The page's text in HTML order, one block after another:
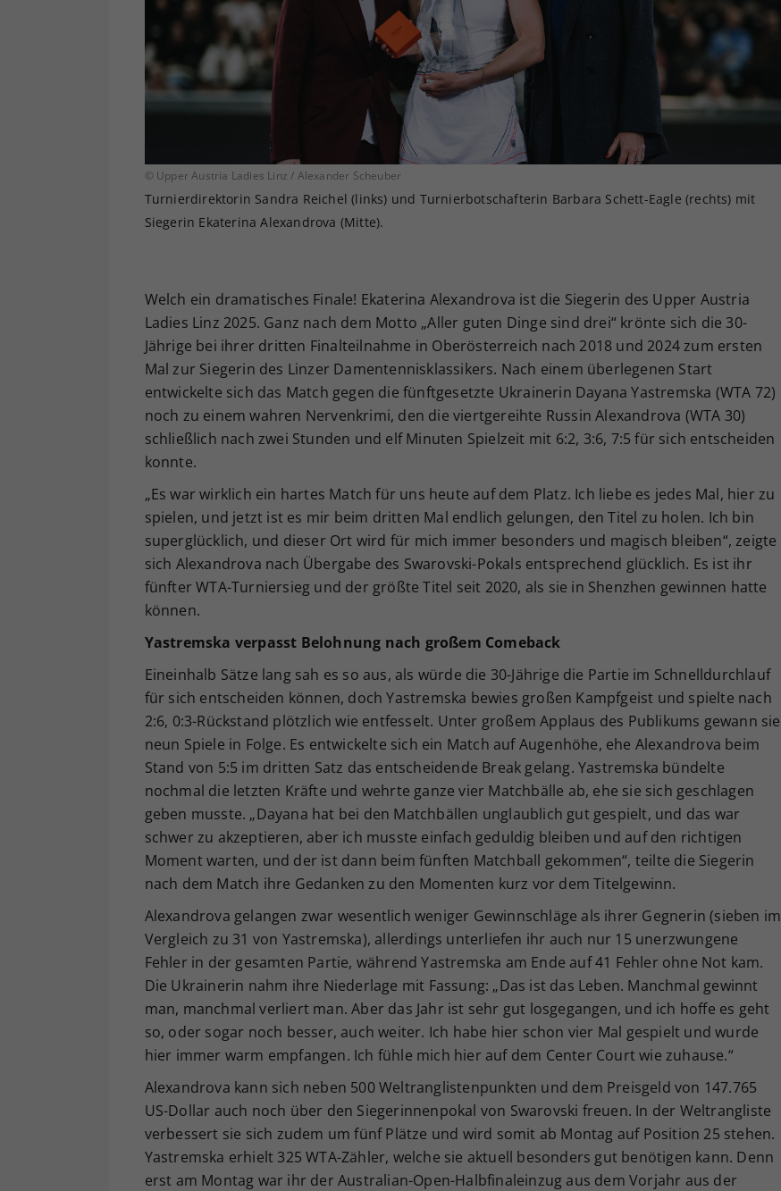
© Upper Austria Ladies Linz / Alexander Scheuber
Turnierdirektorin Sandra Reichel (links) und Turnierbotschafterin Barbara Schett-Eagle (rechts) mit
Siegerin Ekaterina Alexandrova (Mitte).
Welch ein dramatisches Finale! Ekaterina Alexandrova ist die Siegerin des Upper Austria
Ladies Linz 2025. Ganz nach dem Motto „Aller guten Dinge sind drei“ krönte sich die 30-
Jährige bei ihrer dritten Finalteilnahme in Oberösterreich nach 2018 und 2024 zum ersten
Mal zur Siegerin des Linzer Damentennisklassikers. Nach einem überlegenen Start
entwickelte sich das Match gegen die fünftgesetzte Ukrainerin Dayana Yastremska (WTA 72)
noch zu einem wahren Nervenkrimi, den die viertgereihte Russin Alexandrova (WTA 30)
schließlich nach zwei Stunden und elf Minuten Spielzeit mit 6:2, 3:6, 7:5 für sich entscheiden
konnte.
„Es war wirklich ein hartes Match für uns heute auf dem Platz. Ich liebe es jedes Mal, hier zu
spielen, und jetzt ist es mir beim dritten Mal endlich gelungen, den Titel zu holen. Ich bin
superglücklich, und dieser Ort wird für mich immer besonders und magisch bleiben“, zeigte
sich Alexandrova nach Übergabe des Swarovski-Pokals entsprechend glücklich. Es ist ihr
fünfter WTA-Turniersieg und der größte Titel seit 2020, als sie in Shenzhen gewinnen hatte
können.
Yastremska verpasst Belohnung nach großem Comeback
Eineinhalb Sätze lang sah es so aus, als würde die 30-Jährige die Partie im Schnelldurchlauf
für sich entscheiden können, doch Yastremska bewies großen Kampfgeist und spielte nach
2:6, 0:3-Rückstand plötzlich wie entfesselt. Unter großem Applaus des Publikums gewann sie
neun Spiele in Folge. Es entwickelte sich ein Match auf Augenhöhe, ehe Alexandrova beim
Stand von 5:5 im dritten Satz das entscheidende Break gelang. Yastremska bündelte
nochmal die letzten Kräfte und wehrte ganze vier Matchbälle ab, ehe sie sich geschlagen
geben musste. „Dayana hat bei den Matchbällen unglaublich gut gespielt, und das war
schwer zu akzeptieren, aber ich musste einfach geduldig bleiben und auf den richtigen
Moment warten, und der ist dann beim fünften Matchball gekommen“, teilte die Siegerin
nach dem Match ihre Gedanken zu den Momenten kurz vor dem Titelgewinn.
Alexandrova gelangen zwar wesentlich weniger Gewinnschläge als ihrer Gegnerin (sieben im
Vergleich zu 31 von Yastremska), allerdings unterliefen ihr auch nur 15 unerzwungene
Fehler in der gesamten Partie, während Yastremska am Ende auf 41 Fehler ohne Not kam.
Die Ukrainerin nahm ihre Niederlage mit Fassung: „Das ist das Leben. Manchmal gewinnt
man, manchmal verliert man. Aber das Jahr ist sehr gut losgegangen, und ich hoffe es geht
so, oder sogar noch besser, auch weiter. Ich habe hier schon vier Mal gespielt und wurde
hier immer warm empfangen. Ich fühle mich hier auf dem Center Court wie zuhause.“
Alexandrova kann sich neben 500 Weltranglistenpunkten und dem Preisgeld von 147.765
US-Dollar auch noch über den Siegerinnenpokal von Swarovski freuen. In der Weltrangliste
verbessert sie sich zudem um fünf Plätze und wird somit ab Montag auf Position 25 stehen.
Yastremska erhielt 325 WTA-Zähler, welche sie aktuell besonders gut benötigen kann. Denn
erst am Montag war ihr der Australian-Open-Halbfinaleinzug aus dem Vorjahr aus der
Ihrer vorgenommen Einstellungen, falls der
Webseiten-Betreiber dies eingestellt hat.